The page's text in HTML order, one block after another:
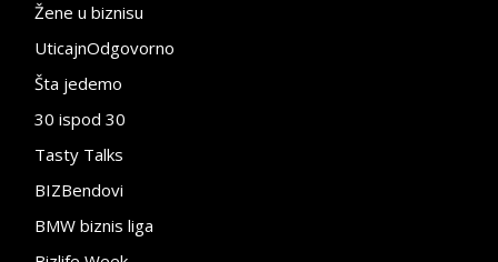
Žene u biznisu
UticajnOdgovorno
Šta jedemo
30 ispod 30
Tasty Talks
BIZBendovi
BMW biznis liga